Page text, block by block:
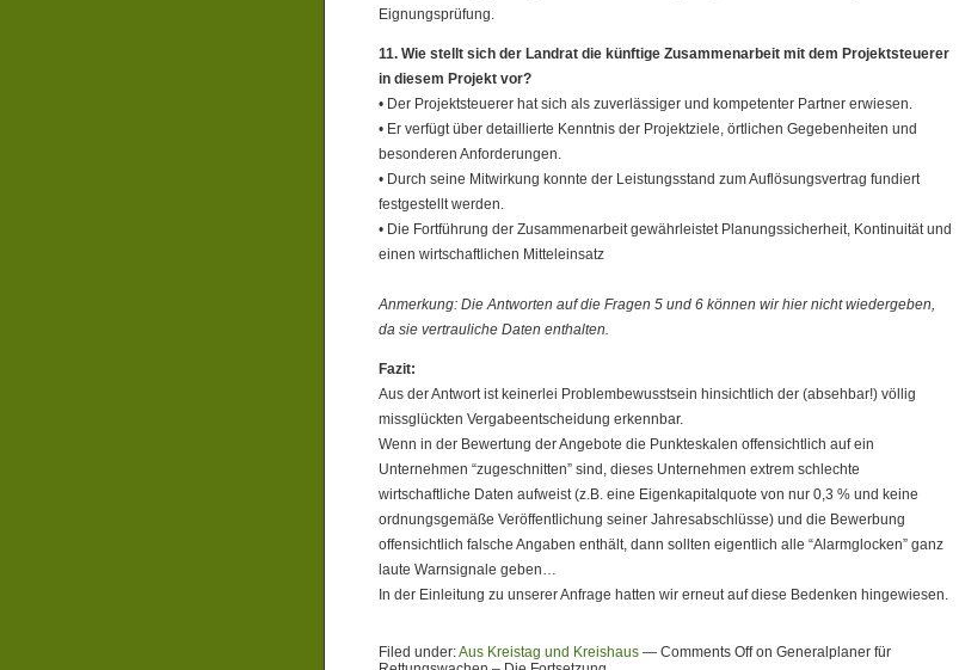
Eignungsprüfung.
11. Wie stellt sich der Landrat die künftige Zusammenarbeit mit dem Projektsteuerer
in diesem Projekt vor?
• Der Projektsteuerer hat sich als zuverlässiger und kompetenter Partner erwiesen.
• Er verfügt über detaillierte Kenntnis der Projektziele, örtlichen Gegebenheiten und
besonderen Anforderungen.
• Durch seine Mitwirkung konnte der Leistungsstand zum Auflösungsvertrag fundiert
festgestellt werden.
• Die Fortführung der Zusammenarbeit gewährleistet Planungssicherheit, Kontinuität und
einen wirtschaftlichen Mitteleinsatz
Anmerkung: Die Antworten auf die Fragen 5 und 6 können wir hier nicht wiedergeben,
da sie vertrauliche Daten enthalten.
Fazit:
Aus der Antwort ist keinerlei Problembewusstsein hinsichtlich der (absehbar!) völlig
missglückten Vergabeentscheidung erkennbar.
Wenn in der Bewertung der Angebote die Punkteskalen offensichtlich auf ein
Unternehmen “zugeschnitten” sind, dieses Unternehmen extrem schlechte
wirtschaftliche Daten aufweist (z.B. eine Eigenkapitalquote von nur 0,3 % und keine
ordnungsgemäße Veröffentlichung seiner Jahresabschlüsse) und die Bewerbung
offensichtlich falsche Angaben enthält, dann sollten eigentlich alle “Alarmglocken” ganz
laute Warnsignale geben…
In der Einleitung zu unserer Anfrage hatten wir erneut auf diese Bedenken hingewiesen.
Filed under:Aus Kreistag und Kreishaus — Comments Offon Generalplaner für